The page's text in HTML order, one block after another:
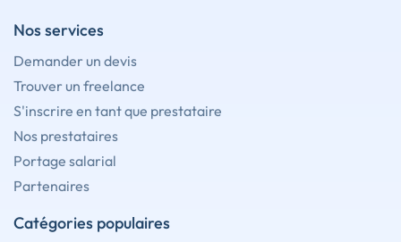
Nos services
Demander un devis
Trouver un freelance
S'inscrire en tant que prestataire
Nos prestataires
Portage salarial
Partenaires
Catégories populaires